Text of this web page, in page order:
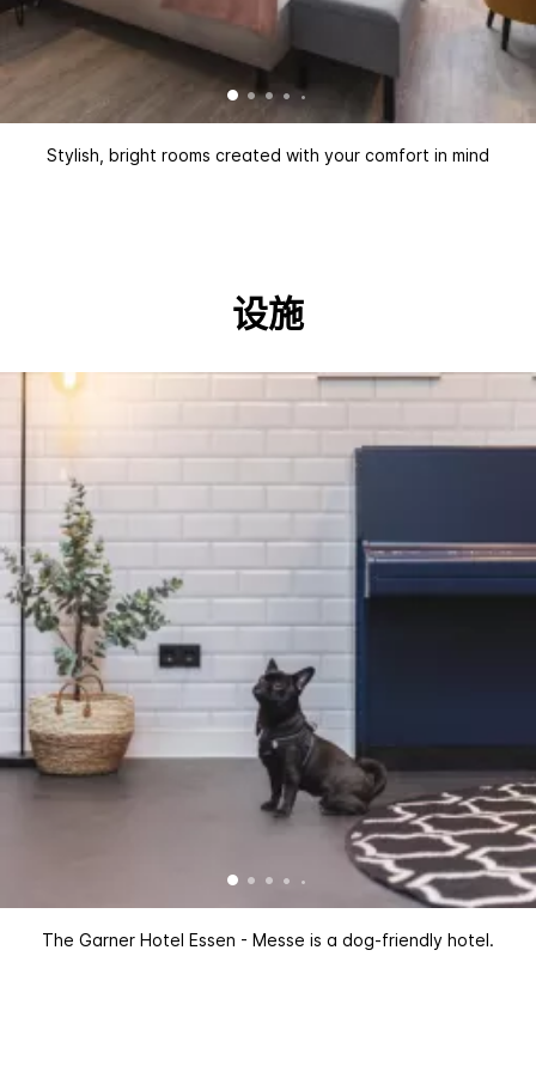
Stylish, bright rooms created with your comfort in mind
设施
The Garner Hotel Essen - Messe is a dog-friendly hotel.